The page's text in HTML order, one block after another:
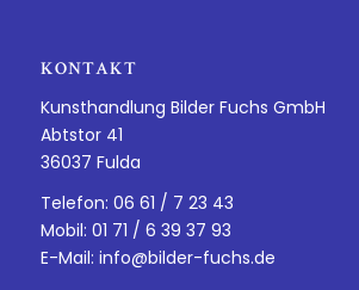
KONTAKT
Kunsthandlung Bilder Fuchs GmbH
Abtstor 41
36037 Fulda
Telefon: 06 61 / 7 23 43
Mobil: 01 71 / 6 39 37 93
E-Mail: info@bilder-fuchs.de